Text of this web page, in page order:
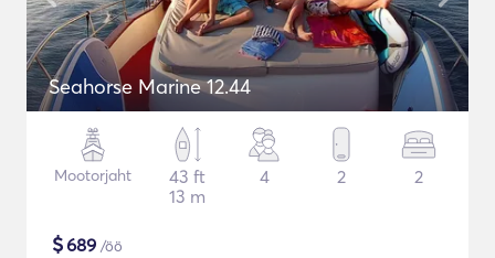
Seahorse Marine 12.44
Mootorjaht
43 ft
13 m
4 2 2
$689 /öö